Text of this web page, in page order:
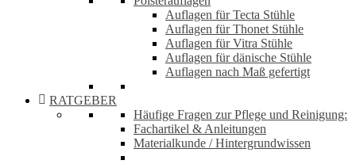
Auflagen für Tecta Stühle
Auflagen für Thonet Stühle
Auflagen für Vitra Stühle
Auflagen für dänische Stühle
Auflagen nach Maß gefertigt
RATGEBER
Häufige Fragen zur Pflege und Reinigung:
Fachartikel & Anleitungen
Materialkunde / Hintergrundwissen